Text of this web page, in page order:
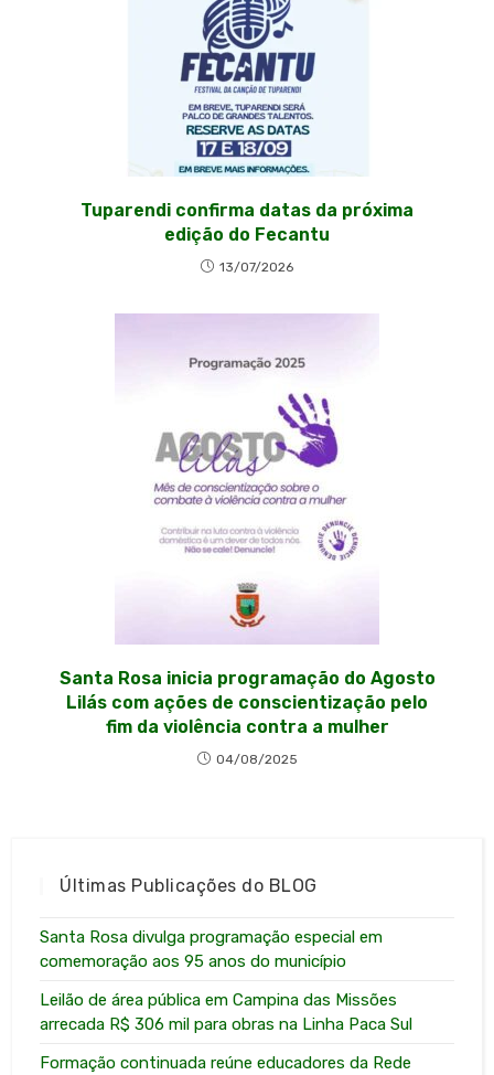
Tuparendi confirma datas da próxima
edição do Fecantu
13/07/2026
Santa Rosa inicia programação do Agosto
Lilás com ações de conscientização pelo
fim da violência contra a mulher
04/08/2025
Últimas Publicações do BLOG
Santa Rosa divulga programação especial em
comemoração aos 95 anos do município
Leilão de área pública em Campina das Missões
arrecada R$ 306 mil para obras na Linha Paca Sul
Formação continuada reúne educadores da Rede